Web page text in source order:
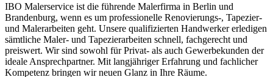
IBO Malerservice ist die führende Malerfirma in Berlin und
Brandenburg, wenn es um professionelle Renovierungs-, Tapezier-
und Malerarbeiten geht. Unsere qualifizierten Handwerker erledigen
sämtliche Maler- und Tapezierarbeiten schnell, fachgerecht und
preiswert. Wir sind sowohl für Privat- als auch Gewerbekunden der
ideale Ansprechpartner. Mit langjähriger Erfahrung und fachlicher
Kompetenz bringen wir neuen Glanz in Ihre Räume.